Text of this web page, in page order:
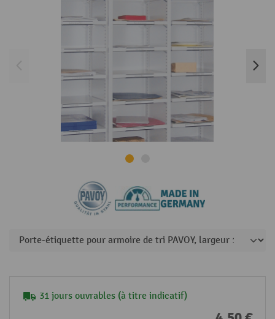
31 jours ouvrables (à titre indicatif)